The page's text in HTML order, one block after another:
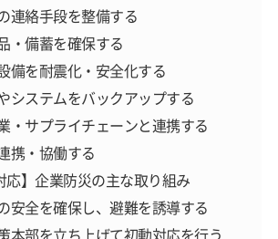
連絡手段を整備する
・備蓄を確保する
備を耐震化・安全化する
システムをバックアップする
・サプライチェーンと連携する
携・協働する
応】企業防災の主な取り組み
安全を確保し、避難を誘導する
本部を立ち上げて初動対応を行う